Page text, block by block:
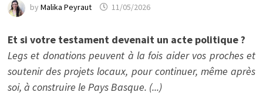
by Malika Peyraut 11/05/2026
Et si votre testament devenait un acte politique ?
Legs et donations peuvent à la fois aider vos proches et
soutenir des projets locaux, pour continuer, même après
soi, à construire le Pays Basque. (...)